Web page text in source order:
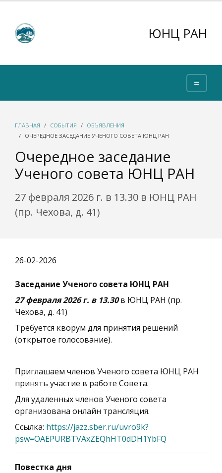
ЮНЦ РАН
ГЛАВНАЯ СОБЫТИЯ
ОБЪЯВЛЕНИЯ
ОЧЕРЕДНОЕ ЗАСЕДАНИЕ УЧЕНОГО СОВЕТА ЮНЦ РАН
Очередное заседание
Ученого совета ЮНЦ РАН
27 февраля 2026 г. в 13.30 в ЮНЦ РАН
(пр. Чехова, д. 41)
26-02-2026
Заседание Ученого совета ЮНЦ РАН
27 февраля 2026 г. в 13.30в ЮНЦ РАН (пр.
Чехова, д. 41)
Требуется кворум для принятия решений
(открытое голосование).
Приглашаем членов Ученого совета ЮНЦ РАН
принять участие в работе Совета.
Для удаленных членов Ученого совета
организована онлайн трансляция.
Ссылка: https://jazz.sber.ru/uvro9k?
psw=OAEPURBTVAxZEQhHT0dDH1YbFQ
Повестка дня